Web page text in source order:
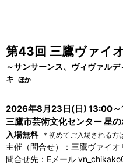
第43回 三鷹ヴァイ
～サンサーンス、ヴィヴァル
キ ほか
2026年8月23日(日) 13:00
三鷹市芸術文化センター 星
入場無料＊初めてご入場される方
主催（問合せ）：三鷹ヴァイオ
問合せ先：Eメール